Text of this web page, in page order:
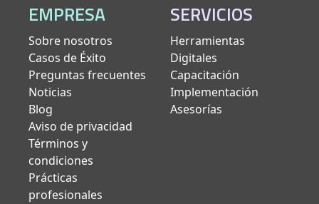
EMPRESA
Sobre nosotros
Casos de Éxito
Preguntas frecuentes
Noticias
Blog
Aviso de privacidad
Términos y
condiciones
Prácticas
profesionales
SERVICIOS
Herramientas
Digitales
Capacitación
Implementación
Asesorías